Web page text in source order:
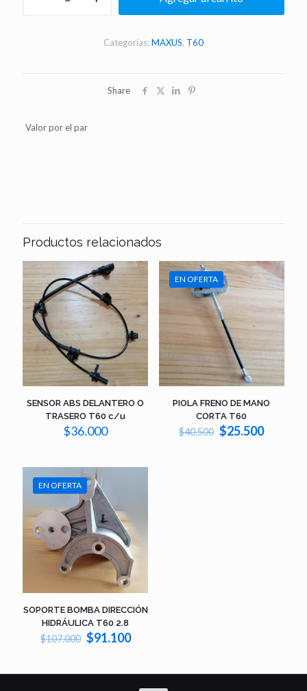
Categorías:MAXUS, T60
Share
Valor por el par
Productos relacionados
SENSOR ABS DELANTERO O
TRASERO T60 c/u
$36.000
EN OFERTA
PIOLA FRENO DE MANO
CORTA T60
$40.500 El
$25.500El
EN OFERTA
SOPORTE BOMBA DIRECCIÓN
HIDRÁULICA T60 2.8
$107.000 El
era:
$91.100El
es: